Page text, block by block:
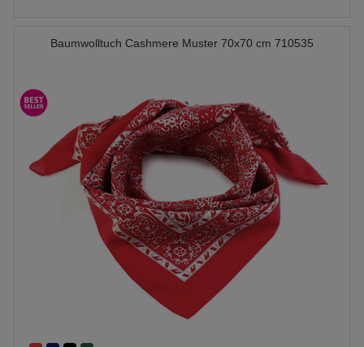
Baumwolltuch Cashmere Muster 70x70 cm 710535